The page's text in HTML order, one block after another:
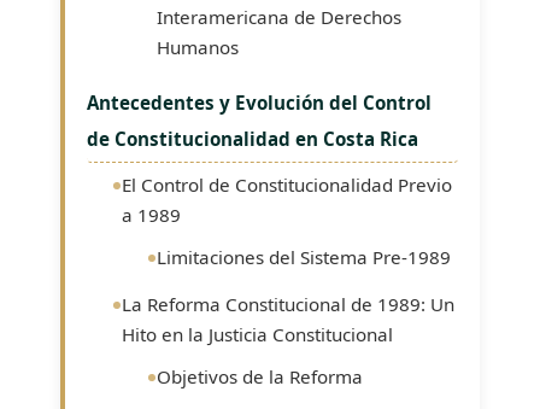
Interamericana de Derechos
Humanos
Antecedentes y Evolución del Control
de Constitucionalidad en Costa Rica
El Control de Constitucionalidad Previo
a 1989
Limitaciones del Sistema Pre-1989
La Reforma Constitucional de 1989: Un
Hito en la Justicia Constitucional
Objetivos de la Reforma